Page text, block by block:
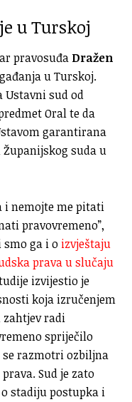
u Turskoj
pravosuđa Dražen
u Turskoj.
Ustavni sud od
Oral te da
garantirana
suda u
i nemojte me pitati
pravovremeno”,
smo ga i o izvještaju
prava u slučaju
izvijestio je
koja izručenjem
zahtjev radi
spriječilo
se razmotri ozbiljna
Sud je zato
stadiju postupka i